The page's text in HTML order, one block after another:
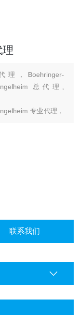
理，Boehringer-
总代理,
专业代理，
联系我们